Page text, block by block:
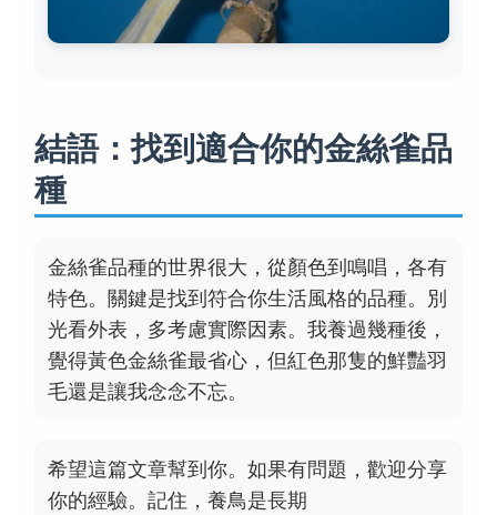
結語：找到適合你的金絲雀品
種
金絲雀品種的世界很大，從顏色到鳴唱，各有
特色。關鍵是找到符合你生活風格的品種。別
光看外表，多考慮實際因素。我養過幾種後，
覺得黃色金絲雀最省心，但紅色那隻的鮮豔羽
毛還是讓我念念不忘。
希望這篇文章幫到你。如果有問題，歡迎分享
你的經驗。記住，養鳥是長期